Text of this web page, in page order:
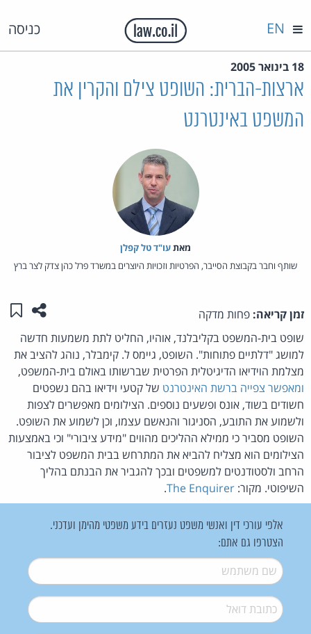
כניסה EN
18 בינואר 2005
ארצות-הברית: השופט צילם והקרין את
המשפט באינטרנט
מאת‏עו"ד טל קפלן
שותף וחבר בקבוצת הסייבר, הפרטיות וזכויות היוצרים במשרד פרל כהן צדק לצר ברץ
זמן קריאה: פחות מדקה שתפו
שופט בית-המשפט בקליבלנד, אוהיו, החליט לתת משמעות חדשה
למושג "דלתיים פתוחות". השופט, גיימס ל. קימבלר, נוהג להציב את
מצלמת הוידיאו הדיגיטלית הפרטית שברשותו באולם בית-המשפט,
ומאפשר צפייה ברשת האינטרנט של קטעי וידיאו בהם נשפטים
חשודים בשוד, אונס ופשעים נוספים. הצילומים מאפשרים לצפות
ולשמוע את התובע, הסניגור והנאשם עצמו, וכן לשמוע את השופט.
השופט מסביר כי ממילא ההליכים מהווים "מידע ציבורי" וכי באמצעות
הצילומים הוא מצליח להביא את המתרחש בבית המשפט לציבור
הרחב ולסטודנטים למשפטים ובכך להגביר את הבנתם בהליך
השיפוטי. מקור: The Enquirer
.
אלפי עורכי דין ואנשי משפט נעזרים בידע משפטי מהימן ועדכני.
הצטרפו גם אתם:
שם משתמש*
דואל*